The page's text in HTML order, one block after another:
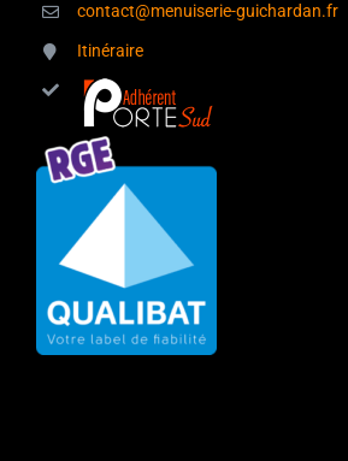
contact@menuiserie-guichardan.fr
Itinéraire